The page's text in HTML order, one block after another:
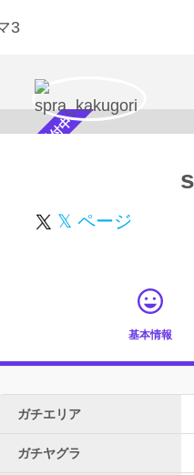
スカウト受付中
𝕏 ページ
基本情報
ガチエリア
ガチヤグラ